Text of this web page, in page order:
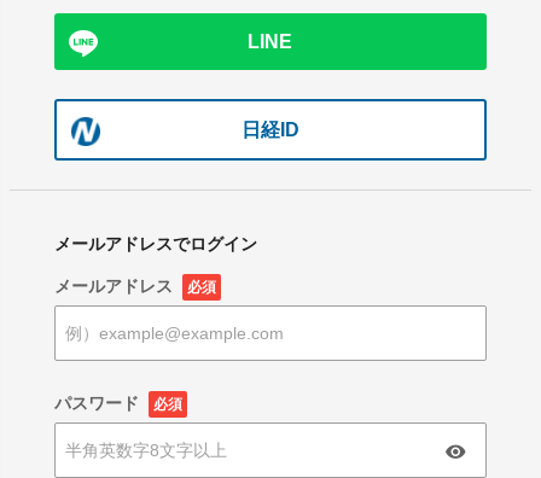
LINE
日経ID
メールアドレスでログイン
メールアドレス 必須
パスワード 必須